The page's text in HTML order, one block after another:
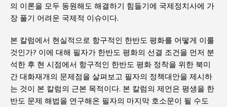
의 이론을 모두 동원해도 해결하기 힘들기에 국제정치사에 가
장 풀기 어려운 국제적 이슈이다.
본 칼럼에서 현실적으로 항구적인 한반도 평화를 어떻게 이룰
것인가? 이에 대해 필자가 한반도 평화의 선결 조건을 먼저 분
석한 후 현 시점에서 항구적인 한반도 평화 정착을 위한 북미
간 대화재개의 문제점을 살펴보고 필자의 정책대안을 제시하
는 것이 본 칼럼의 근본 목적이다. 본 칼럼의 제언은 평생을 한
반도 문제 해법을 연구해온 필자의 마지막 호소문이 될 수도